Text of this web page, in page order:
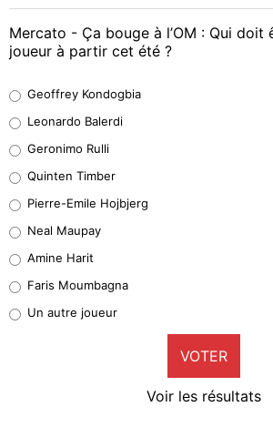
Mercato - Ça bouge à l’OM : Qui doit
joueur à partir cet été ?
38%
32%
5%
1%
9%
Geoffrey Kondogbia
Leonardo Balerdi
Geronimo Rulli
Quinten Timber
Pierre-Emile Hojbjerg
Neal Maupay
Amine Harit
Faris Moumbagna
Un autre joueur
VOTER
Voir les résultats